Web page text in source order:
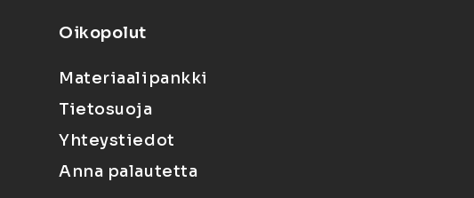
Oikopolut
Materiaalipankki
Tietosuoja
Yhteystiedot
Anna palautetta